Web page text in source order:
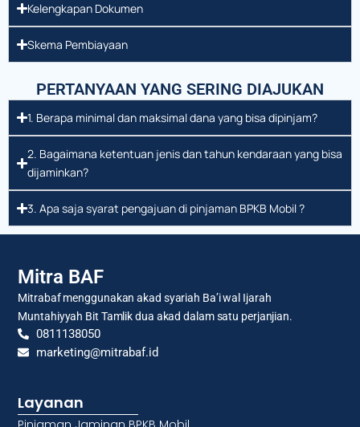
Kelengkapan Dokumen
Skema Pembiayaan
PERTANYAAN YANG SERING DIAJUKAN
1. Berapa minimal dan maksimal dana yang bisa dipinjam?
2. Bagaimana ketentuan jenis dan tahun kendaraan yang bisa
dijaminkan?
3. Apa saja syarat pengajuan di pinjaman BPKB Mobil ?
Mitra BAF
Mitrabaf menggunakan akad syariah Ba’i wal Ijarah
Muntahiyyah Bit Tamlik dua akad dalam satu perjanjian.
0811138050
marketing@mitrabaf.id
Layanan